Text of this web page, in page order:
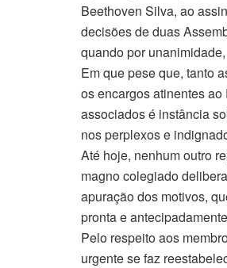
Beethoven Silva, ao
decisões de duas
quando por
Em que pese que, tanto
os encargos atinentes
associados é instância
nos perplexos e
Até hoje, nenhum outro
magno colegiado
apuração dos motivos,
pronta e
Pelo respeito aos
urgente se faz